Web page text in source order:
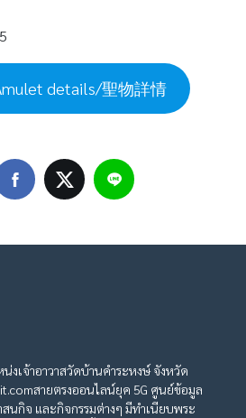
details/聖物詳情
งเจ้าอาวาสวัดบ้านคำระหงษ์ จังหวัด
สายตรงออนไลน์ยุค 5G ศูนย์ข้อมูล
นกิจ และกิจกรรมต่างๆ มีทำเนียบพระ